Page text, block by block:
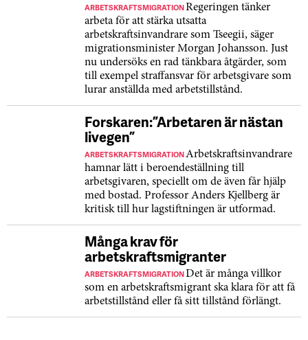
ARBETSKRAFTSMIGRATIONRegeringen tänker
arbeta för att stärka utsatta
arbetskraftsinvandrare som Tseegii, säger
migrationsminister Morgan Johansson. Just
nu undersöks en rad tänkbara åtgärder, som
till exempel straff­ansvar för arbetsgivare som
lurar anställda med arbetstillstånd.
Forskaren: ”Arbetaren är nästan
livegen”
ARBETSKRAFTSMIGRATIONArbetskraftsinvandrare
hamnar lätt i beroendeställning till
arbetsgivaren, speciellt om de även får hjälp
med bostad. Professor Anders Kjellberg är
kritisk till hur lagstiftningen är utformad.
Många krav för
arbetskraftsmigranter
ARBETSKRAFTSMIGRATIONDet är många villkor
som en arbetskraftsmigrant ska klara för att få
arbetstillstånd eller få sitt tillstånd förlängt.